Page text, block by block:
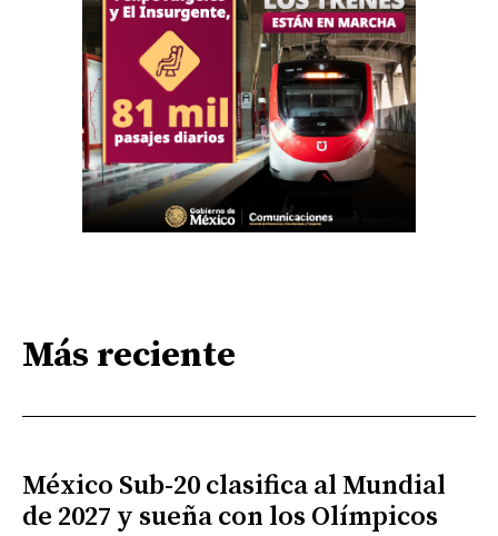
Más reciente
México Sub-20 clasifica al Mundial
de 2027 y sueña con los Olímpicos